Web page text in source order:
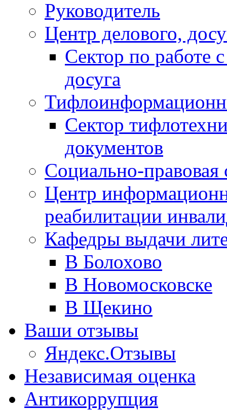
Руководитель
Центр делового,
Сектор по работе
досуга
Сектор
документов
Социально-правовая
Центр
реабилитации
Кафедры выдачи
В Болохово
В Новомосковске
В Щекино
Ваши отзывы
Яндекс.Отзывы
Независимая оценка
Антикоррупция